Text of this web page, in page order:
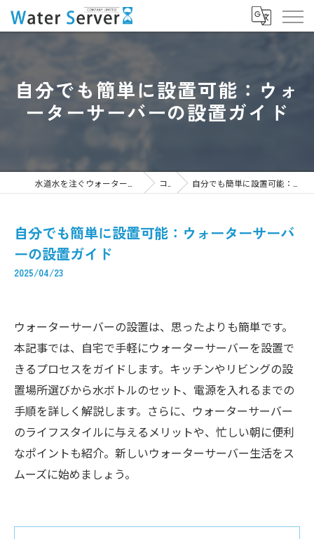
自分でも簡単に設置可能：ウォ
ーターサーバーの設置ガイド
コラム 自分でも簡単に設置可能：ウォーターサーバーの設置ガイド
自分でも簡単に設置可能：ウォーターサーバ
ーの設置ガイド
2025/04/23
ウォーターサーバーの設置は、思ったよりも簡単です。
本記事では、自宅で手軽にウォーターサーバーを設置で
きるプロセスをガイドします。キッチンやリビングの設
置場所選びから水ボトルのセット、電源を入れるまでの
手順を詳しく解説します。さらに、ウォーターサーバー
のライフスタイルに与えるメリットや、忙しい朝に便利
なポイントも紹介。新しいウォーターサーバー生活をス
ムーズに始めましょう。